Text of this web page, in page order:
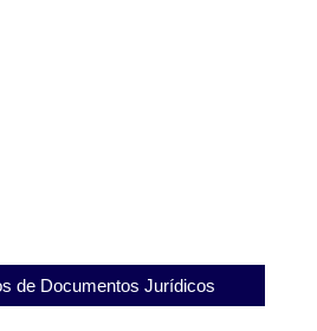
de Documentos Jurídicos